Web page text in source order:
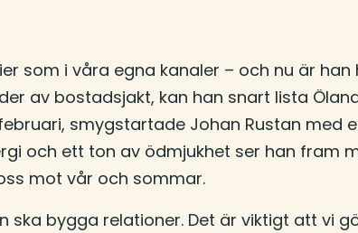
som i våra egna kanaler – och nu är han
av bostadsjakt, kan han snart lista
smygstartade Johan Rustan
och ett ton av ödmjukhet ser han
mot vår och sommar.
bygga relationer. Det är viktigt att vi